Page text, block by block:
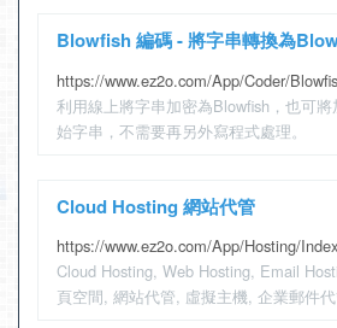
Blowfish 編碼 - 將字串轉換為
https://www.ez2o.com/App/Coder/
利用線上將字串加密為Blowfish，也可
始字串，不需要再另外寫程式處理。
Cloud Hosting 網站代管
https://www.ez2o.com/App/Hosting/
Cloud Hosting, Web Hosting, Email
頁空間, 網站代管, 虛擬主機, 企業郵件